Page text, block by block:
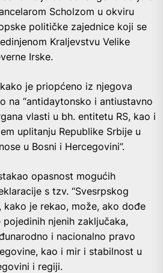
Scholzom u okviru
političke zajednice koji se
Kraljevstvu Velike
Irske.
je priopćeno iz njegova
na “antidaytonsko i antiustavno
vlasti u bh. entitetu RS, kao i
uplitanju Republike Srbije u
u Bosni i Hercegovini”.
opasnost mogućih
s tzv. “Svesrpskog
kako je rekao, može, ako dođe
njenih zaključaka,
i nacionalno pravo
kao i mir i stabilnost u
i regiji.